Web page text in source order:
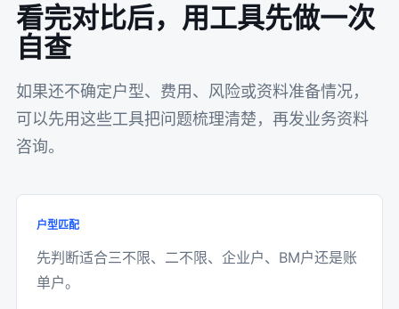
看完对比后，用工具先做一次
自查
如果还不确定户型、费用、风险或资料准备情况，
可以先用这些工具把问题梳理清楚，再发业务资料
咨询。
户型匹配
先判断适合三不限、二不限、企业户、BM户还是账
单户。